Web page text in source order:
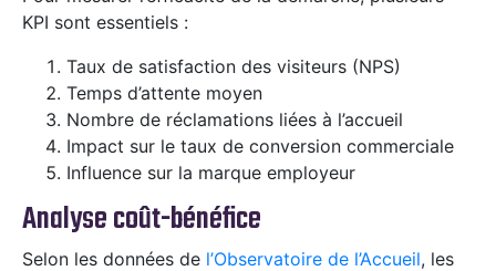
KPI sont essentiels :
Taux de satisfaction des visiteurs (NPS)
Temps d’attente moyen
Nombre de réclamations liées à l’accueil
Impact sur le taux de conversion commerciale
Influence sur la marque employeur
Analyse coût-bénéfice
Selon les données de l’Observatoire de l’Accueil, les